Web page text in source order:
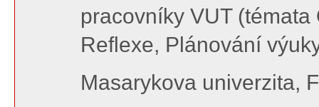
pracovníky VUT
Reflexe, Plánování
Masarykova univerzita,